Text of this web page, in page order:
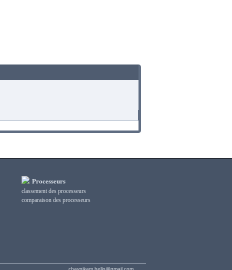
Processeurs
classement des processeurs
сomparaison des processeurs
chaynikam.hello@gmail.com